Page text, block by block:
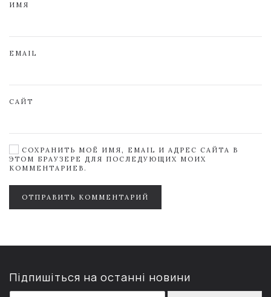
ИМЯ
EMAIL
САЙТ
СОХРАНИТЬ МОЁ ИМЯ, EMAIL И АДРЕС САЙТА В
ЭТОМ БРАУЗЕРЕ ДЛЯ ПОСЛЕДУЮЩИХ МОИХ
КОММЕНТАРИЕВ.
ОТПРАВИТЬ КОММЕНТАРИЙ
Підпишіться на останні новини